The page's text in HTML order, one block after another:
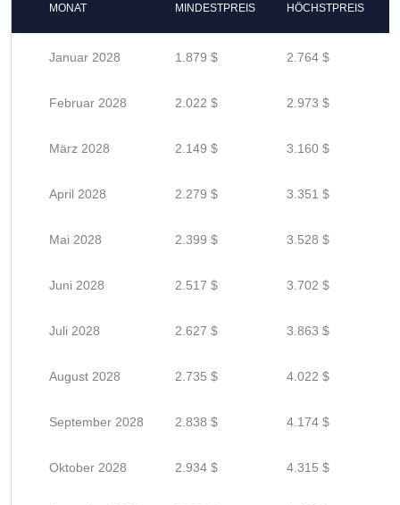
MONAT MINDESTPREIS HÖCHSTPREIS
Januar 2028 1.879 $ 2.764 $
Februar 2028 2.022 $ 2.973 $
März 2028 2.149 $ 3.160 $
April 2028 2.279 $ 3.351 $
Mai 2028 2.399 $ 3.528 $
Juni 2028 2.517 $ 3.702 $
Juli 2028 2.627 $ 3.863 $
August 2028 2.735 $ 4.022 $
September 2028 2.838 $ 4.174 $
Oktober 2028 2.934 $ 4.315 $